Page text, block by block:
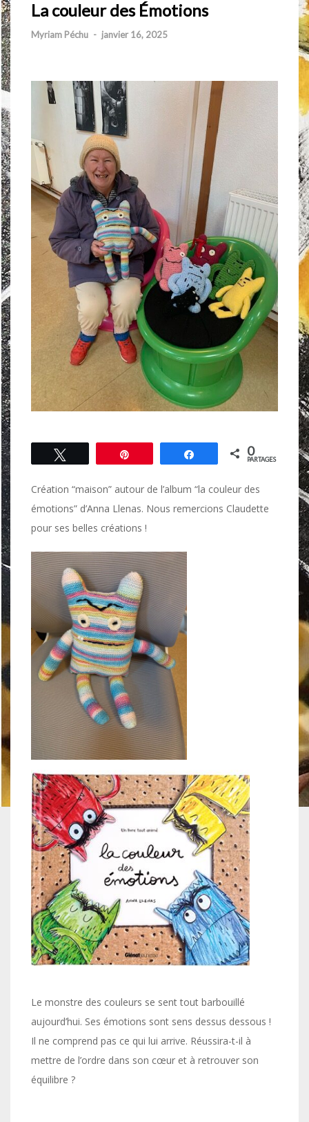
La couleur des Émotions
Myriam Péchu - janvier 16, 2025
Partagez 0
PARTAGES
Création “maison” autour de l’album “la couleur des
émotions” d’Anna Llenas. Nous remercions Claudette
pour ses belles créations !
Le monstre des couleurs se sent tout barbouillé
aujourd’hui. Ses émotions sont sens dessus dessous !
Il ne comprend pas ce qui lui arrive. Réussira-t-il à
mettre de l’ordre dans son cœur et à retrouver son
équilibre ?